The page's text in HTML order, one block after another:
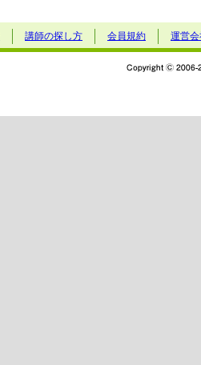
講師の探し方 会員規約 運営